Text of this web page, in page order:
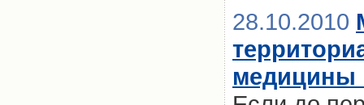
28.10.2010
медицины